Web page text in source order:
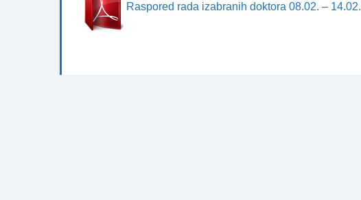
Raspored rada izabranih doktora 08.02. – 14.02.